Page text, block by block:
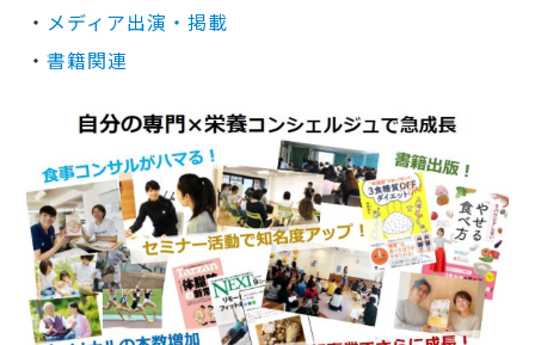
・ メディア出演・掲載
・書籍関連